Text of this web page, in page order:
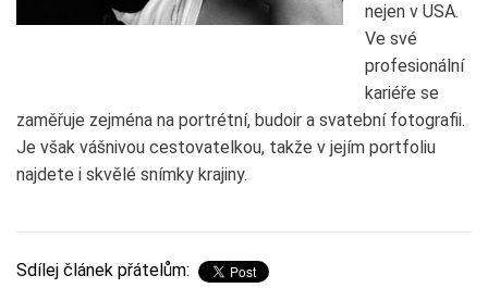
nejen v USA.
Ve své
profesionální
kariéře se
zaměřuje zejména na portrétní, budoir a svatební fotografii.
Je však vášnivou cestovatelkou, takže v jejím portfoliu
najdete i skvělé snímky krajiny.
Sdílej článek přátelům: